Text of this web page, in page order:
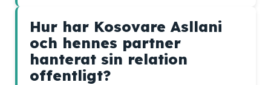
Hur har Kosovare Asllani
och hennes partner
hanterat sin relation
offentligt?